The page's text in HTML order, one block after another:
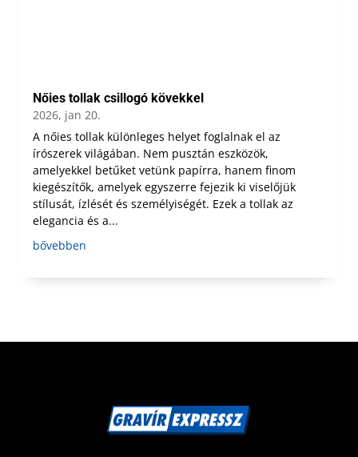
Nőies tollak csillogó kövekkel
2026, jan 20.
A nőies tollak különleges helyet foglalnak el az
írószerek világában. Nem pusztán eszközök,
amelyekkel betűket vetünk papírra, hanem finom
kiegészítők, amelyek egyszerre fejezik ki viselőjük
stílusát, ízlését és személyiségét. Ezek a tollak az
elegancia és a...
bővebben